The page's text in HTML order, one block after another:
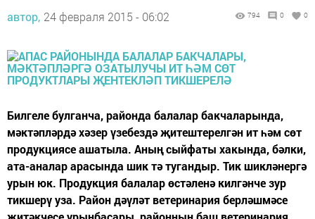
автор, 24 февраля 2015 - 06:02 794 0 0
Билгеле булганча, районда балалар бакчаларында,
мәктәпләрдә хәзер үзебездә җитештерелгән ит һәм сөт
продукциясе ашатыла. Аның сыйфаты хакында, бәлки,
ата-аналар арасында шик тә тугандыр. Тик шикләнергә
урын юк. Продукция балалар өстәленә килгәнче зур
тикшерү уза. Район дәүләт ветеринария берләшмәсе